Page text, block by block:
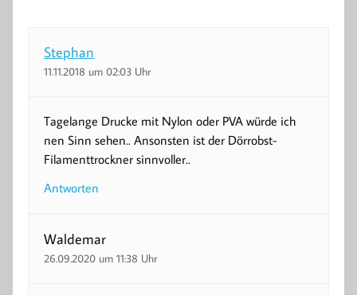
Stephan
11.11.2018 um 02:03 Uhr
Tagelange Drucke mit Nylon oder PVA würde ich
nen Sinn sehen.. Ansonsten ist der Dörrobst-
Filamenttrockner sinnvoller..
Antworten
Waldemar
26.09.2020 um 11:38 Uhr